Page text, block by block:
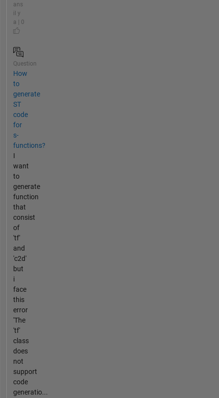
ans
il y
a | 0
Question
How
to
generate
ST
code
for
s-
functions?
I
want
to
generate
function
that
consist
of
'tf'
and
'c2d'
but
i
face
this
error
'The
'tf'
class
does
not
support
code
generatio...